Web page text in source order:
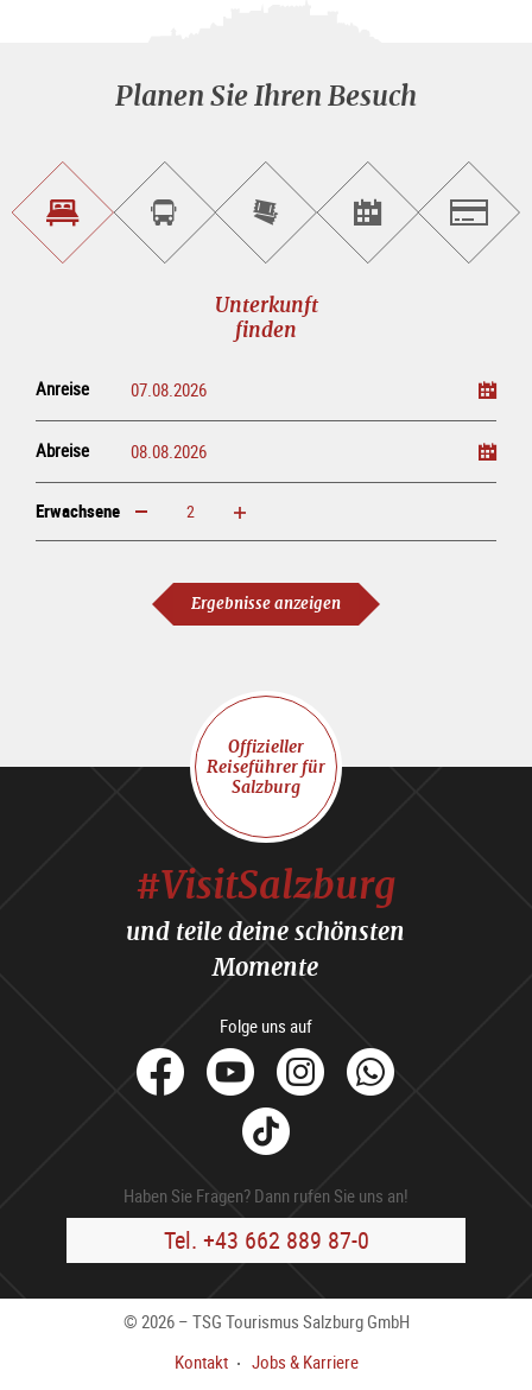
Planen Sie Ihren Besuch
Unterkunft<br>findenSightseeing<br>Tour
buchen
Tickets
online<br>kaufen
Events<br>finden
Unterkunft
finden
Anreise
Abreise
Erwachsene erhöhen verringern
Ergebnisse anzeigen
Offizieller
Reiseführer für
Salzburg
#VisitSalzburg
und teile deine schönsten
Momente
Folge uns auf
facebook
YoutubeInstagram
Tik
Tok
Haben Sie Fragen? Dann rufen Sie uns an!
Tel. +43 662 889 87-0
© 2026 – TSG Tourismus Salzburg GmbH
Kontakt
Jobs & Karriere